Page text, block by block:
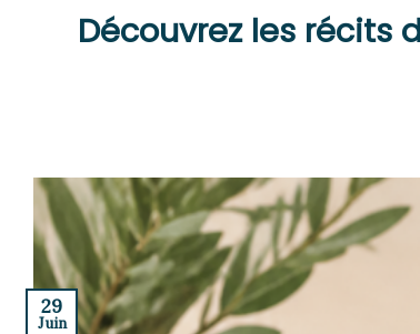
Découvrez les récits
29
Juin